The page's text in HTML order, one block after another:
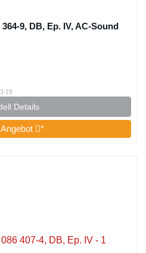
9, DB, Ep. IV, AC-Sound
Details
*